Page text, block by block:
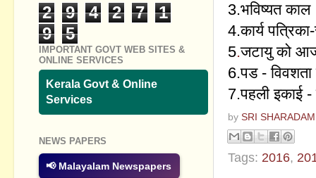
3.भविष्यत काल
4.कार्य
5.जटायु को
6.पड -
7.पहली इकाई -
by SRI
Tags: 2016,
2 9 4 2 7
1
9
5
IMPORTANT GOVT WEB SITES &
ONLINE SERVICES
Kerala Govt & Online
Services
NEWS PAPERS
📢 Malayalam Newspapers